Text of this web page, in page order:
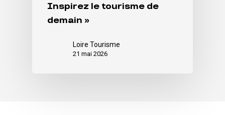
Inspirez le tourisme de
demain »
Loire Tourisme
21 mai 2026